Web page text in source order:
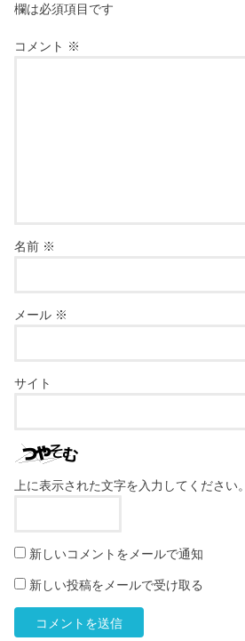
欄は必須項目です
コメント ※
名前 ※
メール ※
サイト
上に表示された文字を入力してください。
新しいコメントをメールで通知
新しい投稿をメールで受け取る